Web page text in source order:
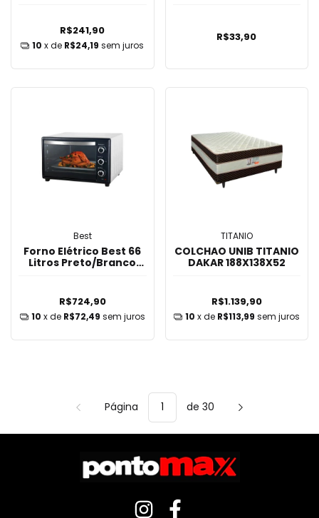
R$241,90
10 x de R$24,19 sem juros
R$33,90
Best
Forno Elétrico Best 66
Litros Preto/Branco
R$724,90
10 x de R$72,49 sem juros
TITANIO
COLCHAO UNIB TITANIO
DAKAR 188X138X52
R$1.139,90
10 x de R$113,99 sem juros
Página de 30